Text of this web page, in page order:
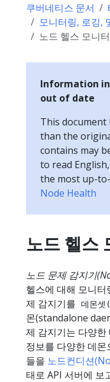
쿠버네티스 문서
모니터링, 로깅,
노드 헬스 모니
Information
out of date
This document
than the
contains may
to read
the most up-
Node Health
노드 헬스
노드 문제 감지기
헬스에 대해 모니
제 감지기를
데몬셋
몬(standalone
제 감지기는 다양
정보를 다양한 데
들을 노드컨디션
태로 API 서버에 보